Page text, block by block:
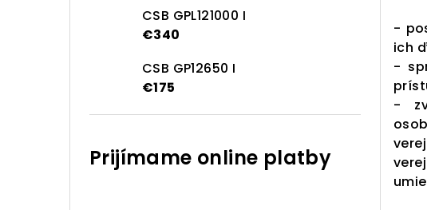
CSB GPL121000 I
€340
CSB GP12650 I
€175
Prijímame online platby
-
ich
-
-